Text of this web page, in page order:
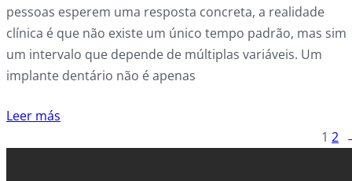
pessoas esperem uma resposta concreta, a realidade
clínica é que não existe um único tempo padrão, mas sim
um intervalo que depende de múltiplas variáveis. Um
implante dentário não é apenas
Leer más
1 2